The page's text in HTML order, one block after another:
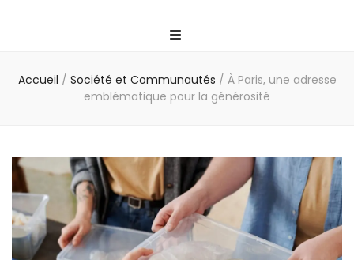
Accueil / Société et Communautés / À Paris, une adresse
emblématique pour la générosité